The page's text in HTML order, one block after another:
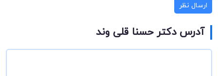
ارسال نظر
آدرس دکتر حسنا قلی وند